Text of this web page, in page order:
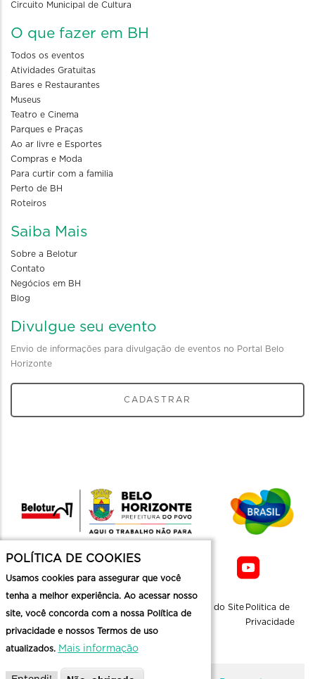
Circuito Municipal de Cultura
O que fazer em BH
Todos os eventos
Atividades Gratuitas
Bares e Restaurantes
Museus
Teatro e Cinema
Parques e Praças
Ao ar livre e Esportes
Compras e Moda
Para curtir com a familia
Perto de BH
Roteiros
Saiba Mais
Sobre a Belotur
Contato
Negócios em BH
Blog
Divulgue seu evento
Envio de informações para divulgação de eventos no Portal Belo
Horizonte
CADASTRAR
Mapa do Site Politica de
Privacidade
POLÍTICA DE COOKIES
Usamos cookies para assegurar que você
tenha a melhor experiência. Ao acessar nosso
site, você concorda com a nossa Política de
privacidade e nossos Termos de uso
atualizados. Mais informação